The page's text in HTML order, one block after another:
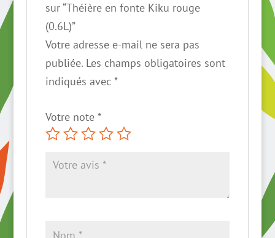
sur “Théière en fonte Kiku rouge
(0.6L)”
Votre adresse e-mail ne sera pas
publiée. Les champs obligatoires sont
indiqués avec *
Votre note *